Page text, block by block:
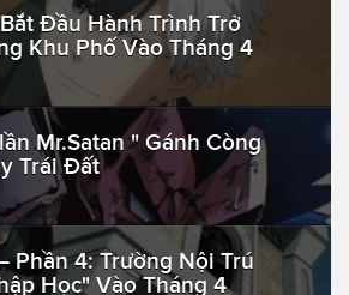
Đầu Hành Trình Trở
Khu Phố Vào Tháng 4
Mr.Satan " Gánh Còng
Trái Đất
Phần 4: Trường Nội Trú
Học" Vào Tháng 4